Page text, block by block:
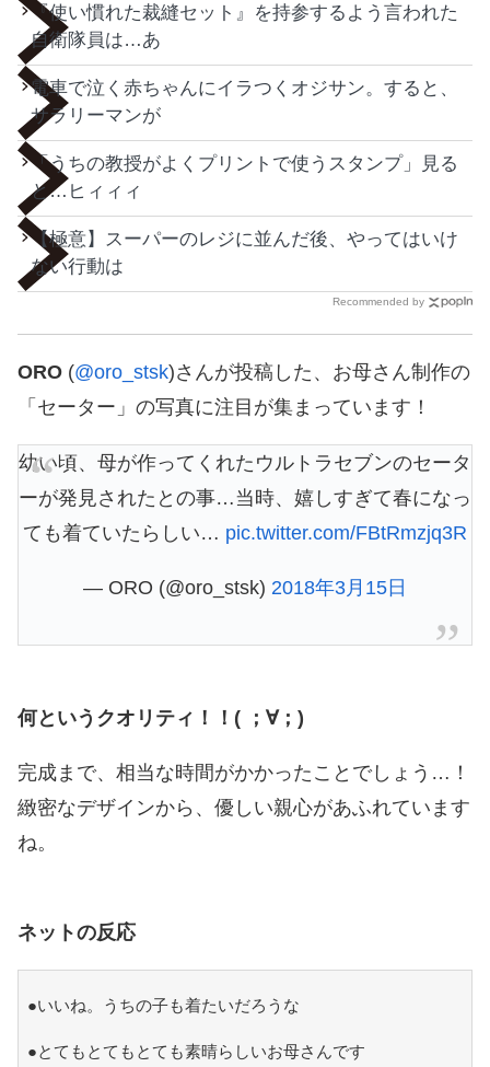
『使い慣れた裁縫セット』を持参するよう言われた
自衛隊員は…あ
電車で泣く赤ちゃんにイラつくオジサン。すると、
サラリーマンが
「うちの教授がよくプリントで使うスタンプ」見る
と…ヒィィィ
【極意】スーパーのレジに並んだ後、やってはいけ
ない行動は
Recommended by
ORO (@oro_stsk)さんが投稿した、お母さん制作の
「セーター」の写真に注目が集まっています！
幼い頃、母が作ってくれたウルトラセブンのセータ
ーが発見されたとの事…当時、嬉しすぎて春になっ
ても着ていたらしい… pic.twitter.com/FBtRmzjq3R
— ORO (@oro_stsk) 2018年3月15日
何というクオリティ！！( ；∀；)
完成まで、相当な時間がかかったことでしょう…！
緻密なデザインから、優しい親心があふれています
ね。
ネットの反応
●いいね。うちの子も着たいだろうな
●とてもとてもとても素晴らしいお母さんです